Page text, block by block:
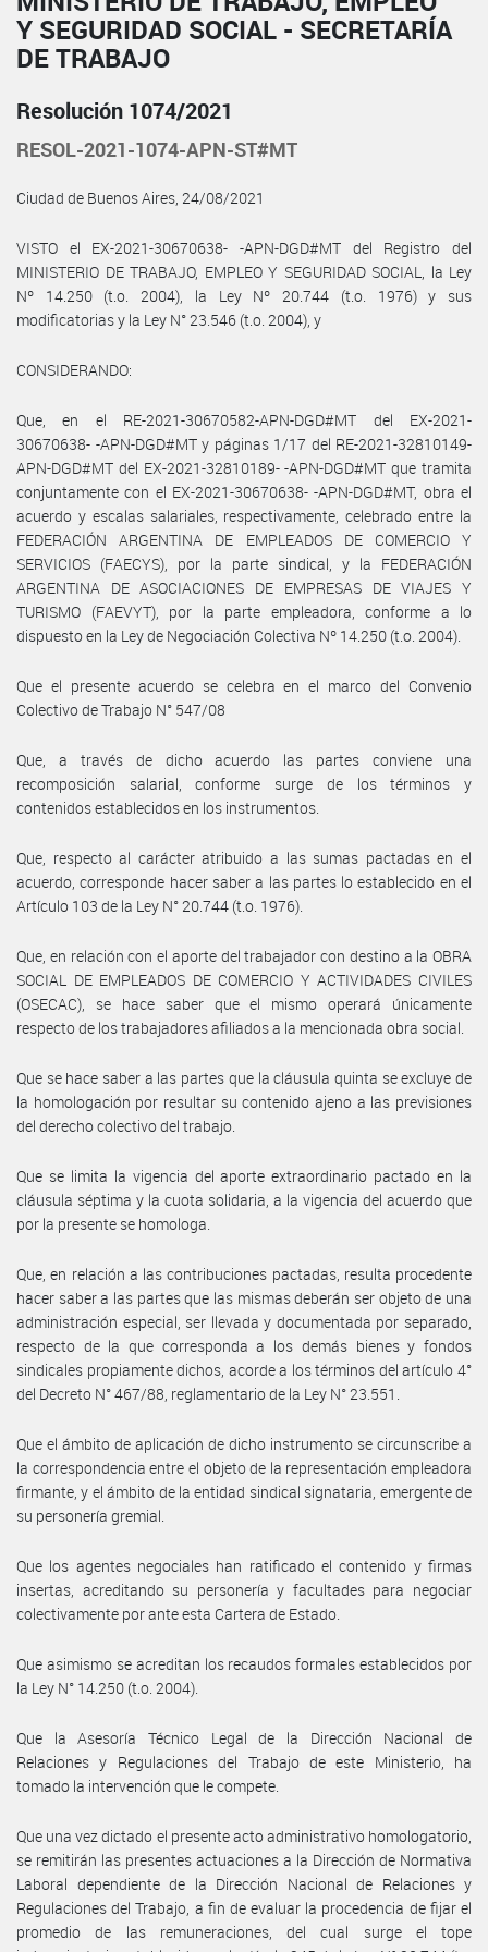
Y SEGURIDAD SOCIAL - SECRETARÍA
DE TRABAJO
Resolución 1074/2021
RESOL-2021-1074-APN-ST#MT
Ciudad de Buenos Aires, 24/08/2021
VISTO el EX-2021-30670638- -APN-DGD#MT del Registro del
MINISTERIO DE TRABAJO, EMPLEO Y SEGURIDAD SOCIAL, la Ley
Nº 14.250 (t.o. 2004), la Ley Nº 20.744 (t.o. 1976) y sus
modificatorias y la Ley N° 23.546 (t.o. 2004), y
CONSIDERANDO:
Que, en el RE-2021-30670582-APN-DGD#MT del EX-2021-
30670638- -APN-DGD#MT y páginas 1/17 del RE-2021-32810149-
APN-DGD#MT del EX-2021-32810189- -APN-DGD#MT que tramita
conjuntamente con el EX-2021-30670638- -APN-DGD#MT, obra el
acuerdo y escalas salariales, respectivamente, celebrado entre la
FEDERACIÓN ARGENTINA DE EMPLEADOS DE COMERCIO Y
SERVICIOS (FAECYS), por la parte sindical, y la FEDERACIÓN
ARGENTINA DE ASOCIACIONES DE EMPRESAS DE VIAJES Y
TURISMO (FAEVYT), por la parte empleadora, conforme a lo
dispuesto en la Ley de Negociación Colectiva Nº 14.250 (t.o. 2004).
Que el presente acuerdo se celebra en el marco del Convenio
Colectivo de Trabajo N° 547/08
Que, a través de dicho acuerdo las partes conviene una
recomposición salarial, conforme surge de los términos y
contenidos establecidos en los instrumentos.
Que, respecto al carácter atribuido a las sumas pactadas en el
acuerdo, corresponde hacer saber a las partes lo establecido en el
Artículo 103 de la Ley N° 20.744 (t.o. 1976).
Que, en relación con el aporte del trabajador con destino a la OBRA
SOCIAL DE EMPLEADOS DE COMERCIO Y ACTIVIDADES CIVILES
(OSECAC), se hace saber que el mismo operará únicamente
respecto de los trabajadores afiliados a la mencionada obra social.
Que se hace saber a las partes que la cláusula quinta se excluye de
la homologación por resultar su contenido ajeno a las previsiones
del derecho colectivo del trabajo.
Que se limita la vigencia del aporte extraordinario pactado en la
cláusula séptima y la cuota solidaria, a la vigencia del acuerdo que
por la presente se homologa.
Que, en relación a las contribuciones pactadas, resulta procedente
hacer saber a las partes que las mismas deberán ser objeto de una
administración especial, ser llevada y documentada por separado,
respecto de la que corresponda a los demás bienes y fondos
sindicales propiamente dichos, acorde a los términos del artículo 4°
del Decreto N° 467/88, reglamentario de la Ley N° 23.551.
Que el ámbito de aplicación de dicho instrumento se circunscribe a
la correspondencia entre el objeto de la representación empleadora
firmante, y el ámbito de la entidad sindical signataria, emergente de
su personería gremial.
Que los agentes negociales han ratificado el contenido y firmas
insertas, acreditando su personería y facultades para negociar
colectivamente por ante esta Cartera de Estado.
Que asimismo se acreditan los recaudos formales establecidos por
la Ley N° 14.250 (t.o. 2004).
Que la Asesoría Técnico Legal de la Dirección Nacional de
Relaciones y Regulaciones del Trabajo de este Ministerio, ha
tomado la intervención que le compete.
Que una vez dictado el presente acto administrativo homologatorio,
se remitirán las presentes actuaciones a la Dirección de Normativa
Laboral dependiente de la Dirección Nacional de Relaciones y
Regulaciones del Trabajo, a fin de evaluar la procedencia de fijar el
promedio de las remuneraciones, del cual surge el tope